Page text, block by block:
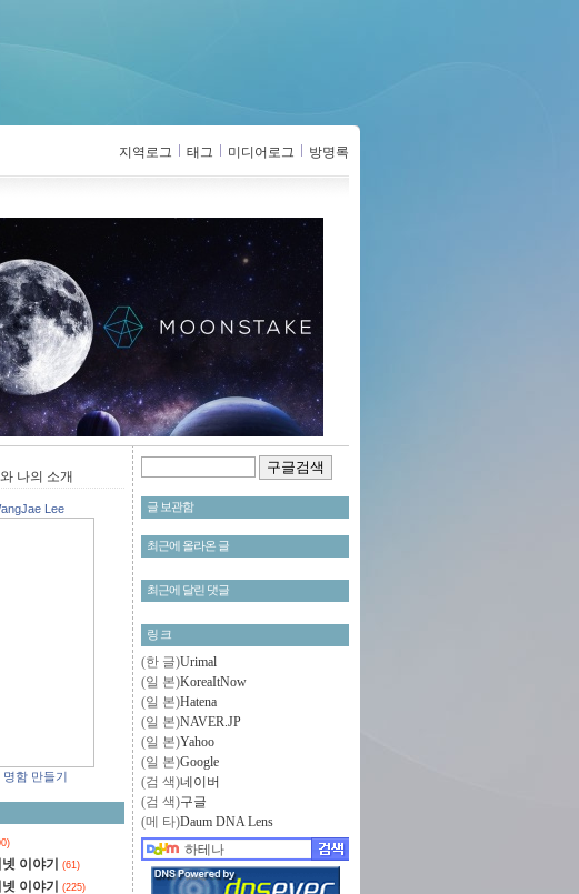
지역로그 태그 미디어로그 방명록
글 보관함
최근에 올라온 글
최근에 달린 댓글
링 크
(한 글)Urimal
(일 본)KoreaItNow
(일 본)Hatena
(일 본)NAVER.JP
(일 본)Yahoo
(일 본)Google
(검 색)네이버
(검 색)구글
(메 타)Daum DNA Lens
나의 소개
Lee
명함 만들기
이야기 (61)
이야기 (225)